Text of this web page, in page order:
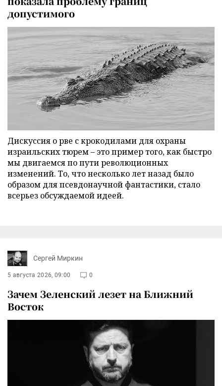
допустимого
Дискуссия о рве с крокодилами для охраны
израильских тюрем – это пример того, как быстро
мы двигаемся по пути революционных
изменений. То, что несколько лет назад было
образом для псевдонаучной фантастики, стало
всерьез обсуждаемой идеей.
Сергей Миркин
5 августа 2026, 09:00 0
Зачем Зеленский лезет на Ближний
Восток